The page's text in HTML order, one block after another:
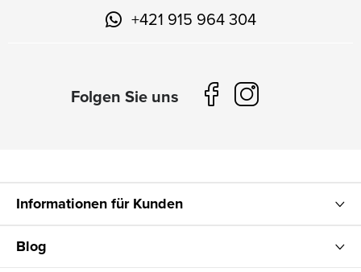
+421 915 964 304
Informationen für Kunden
Blog